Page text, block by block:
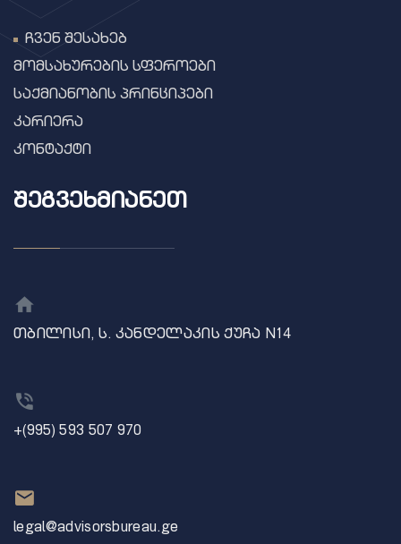
ჩვენ შესახებ
მომსახურების სფეროები
საქმიანობის პრინციპები
კარიერა
კონტაქტი
ᲨᲔᲒᲕᲔᲮᲛᲘᲐᲜᲔᲗ
თბილისი, ს. კანდელაკის ქუჩა N14
+(995) 593 507 970
legal@advisorsbureau.ge